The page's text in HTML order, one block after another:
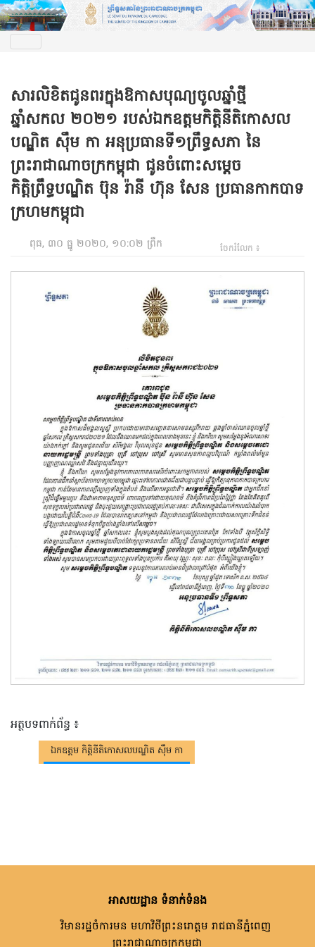
សារលិខិតជូនពរក្នុងឱកាសបុណ្យចូលឆ្នាំថ្មី
ឆ្នាំសកល ២០២១ របស់ឯកឧត្តមកិត្តិនីតិកោសល
បណ្ឌិត ស៊ឹម កា អនុប្រធានទី១ព្រឹទ្ធសភា នៃ
ព្រះរាជាណាចក្រកម្ពុជា ជូនចំពោះសម្តេច
កិត្តិព្រឹទ្ធបណ្ឌិត ប៊ុន រ៉ានី ហ៊ុន សែន ប្រធានកាកបាទ
ក្រហមកម្ពុជា
ពុធ, ៣០ ធ្នូ ២០២០, ១០:០២ ព្រឹក ចែករំលែក ៖
អត្ថបទពាក់ព័ន្ធ ៖
ឯកឧត្តម កិត្តិនីតិកោសលបណ្ឌិត ស៊ឹម កា
អាសយដ្ឋាន ទំនាក់ទំនង
វិមានរដ្ឋចំការមន មហាវិថីព្រះនរោត្តម រាជធានីភ្នំពេញ
ព្រះរាជាណាចក្រកម្ពុជា